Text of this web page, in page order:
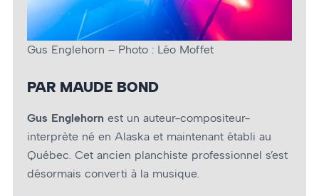
Gus Englehorn – Photo : Léo Moffet
PAR MAUDE BOND
Gus Englehorn est un auteur-compositeur-
interprète né en Alaska et maintenant établi au
Québec. Cet ancien planchiste professionnel s’est
désormais converti à la musique.